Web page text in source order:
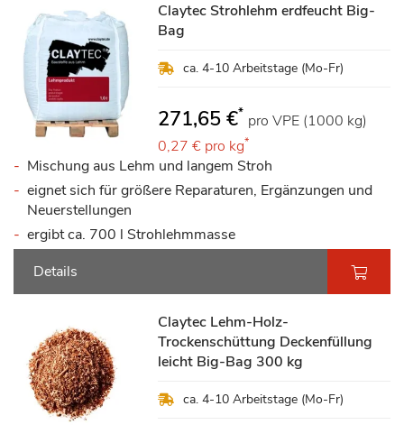
Claytec Strohlehm erdfeucht Big-
Bag
ca. 4-10 Arbeitstage (Mo-Fr)
271,65 €* pro VPE (1000 kg)
0,27 € pro kg*
Mischung aus Lehm und langem Stroh
eignet sich für größere Reparaturen, Ergänzungen und
Neuerstellungen
ergibt ca. 700 l Strohlehmmasse
Details
Claytec Lehm-Holz-
Trockenschüttung Deckenfüllung
leicht Big-Bag 300 kg
ca. 4-10 Arbeitstage (Mo-Fr)